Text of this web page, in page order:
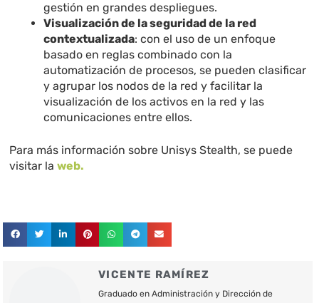
gestión en grandes despliegues.
Visualización de la seguridad de la red
contextualizada: con el uso de un enfoque
basado en reglas combinado con la
automatización de procesos, se pueden clasificar
y agrupar los nodos de la red y facilitar la
visualización de los activos en la red y las
comunicaciones entre ellos.
Para más información sobre Unisys Stealth, se puede
visitar laweb.
VICENTE RAMÍREZ
Graduado en Administración y Dirección de